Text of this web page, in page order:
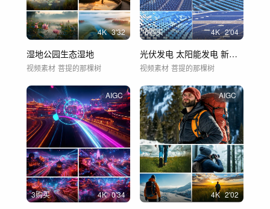
4K 3'32
湿地公园生态湿地
视频素材 菩提的那棵树
6购买 4K 2'04
光伏发电 太阳能发电 新能源 光伏电厂
视频素材 菩提的那棵树
AIGC
3购买 4K 0'34
AIGC
4K 2'02